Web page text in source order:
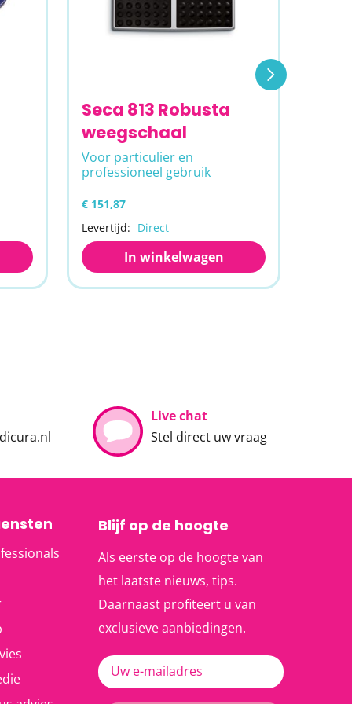
Seca 813 Robusta
weegschaal
Voor particulier en
professioneel gebruik
€ 151,87
Levertijd: Direct
In winkelwagen
Live chat
Stel direct uw vraag
Blijf op de hoogte
Als eerste op de hoogte van
het laatste nieuws, tips.
Daarnaast profiteert u van
exclusieve aanbiedingen.
Uw e-mailadres